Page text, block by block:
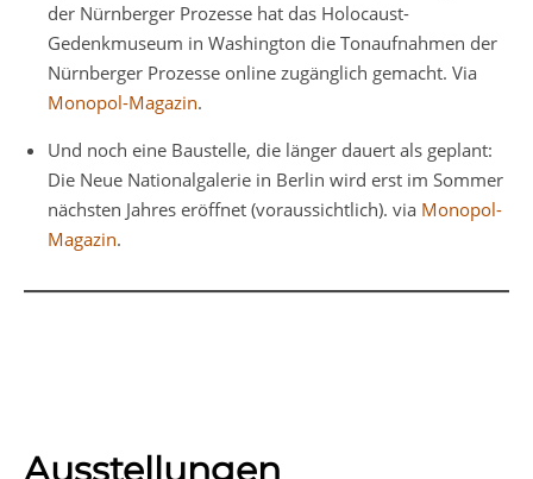
der Nürnberger Prozesse hat das Holocaust-
Gedenkmuseum in Washington die Tonaufnahmen der
Nürnberger Prozesse online zugänglich gemacht. Via
Monopol-Magazin.
Und noch eine Baustelle, die länger dauert als geplant:
Die Neue Nationalgalerie in Berlin wird erst im Sommer
nächsten Jahres eröffnet (voraussichtlich). via Monopol-
Magazin.
Ausstellungen